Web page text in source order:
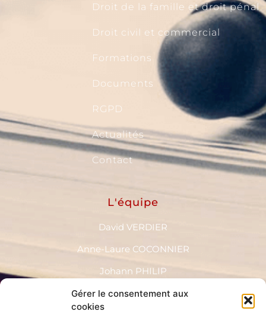
Gérer le consentement aux
cookies
Droit de la famille et droit pénal
Droit civil et commercial
Formations
Documents
RGPD
Actualités
Contact
L'équipe
David VERDIER
Anne-Laure COCONNIER
Johann PHILIP
Nadia BALI